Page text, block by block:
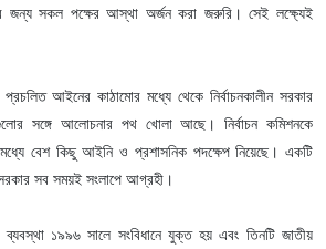
জন্য সকল পক্ষের আস্থা অর্জন করা জরুরি। সেই লক্ষ্যেই
আইনের কাঠামোর মধ্যে থেকে নির্বাচনকালীন সরকার
সঙ্গে আলোচনার পথ খোলা আছে। নির্বাচন কমিশনকে
বেশ কিছু আইনি ও প্রশাসনিক পদক্ষেপ নিয়েছে। একটি
সব সময়ই সংলাপে আগ্রহী।
ব্যবস্থা ১৯৯৬ সালে সংবিধানে যুক্ত হয় এবং তিনটি জাতীয়